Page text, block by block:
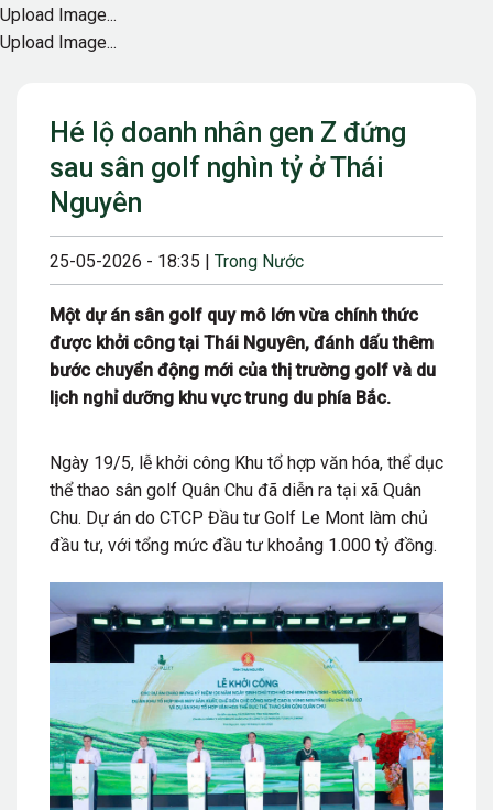
Hé lộ doanh nhân gen Z đứng
sau sân golf nghìn tỷ ở Thái
Nguyên
25-05-2026 - 18:35 | Trong Nước
Một dự án sân golf quy mô lớn vừa chính thức
được khởi công tại Thái Nguyên, đánh dấu thêm
bước chuyển động mới của thị trường golf và du
lịch nghỉ dưỡng khu vực trung du phía Bắc.
Ngày 19/5, lễ khởi công Khu tổ hợp văn hóa, thể dục
thể thao sân golf Quân Chu đã diễn ra tại xã Quân
Chu. Dự án do CTCP Đầu tư Golf Le Mont làm chủ
đầu tư, với tổng mức đầu tư khoảng 1.000 tỷ đồng.
Upload Image...
Upload Image...